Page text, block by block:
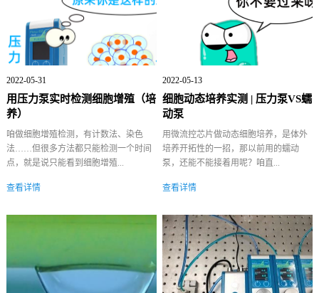
2022-05-31
用压力泵实时检测细胞增殖（培
养）
咱做细胞增殖检测，有计数法、染色
法……但很多方法都只能检测一个时间
点，就是说只能看到细胞增殖...
查看详情
2022-05-13
细胞动态培养实测 | 压力泵VS蠕
动泵
用微流控芯片做动态细胞培养，是体外
培养开拓性的一招，那以前用的蠕动
泵，还能不能接着用呢？咱直...
查看详情